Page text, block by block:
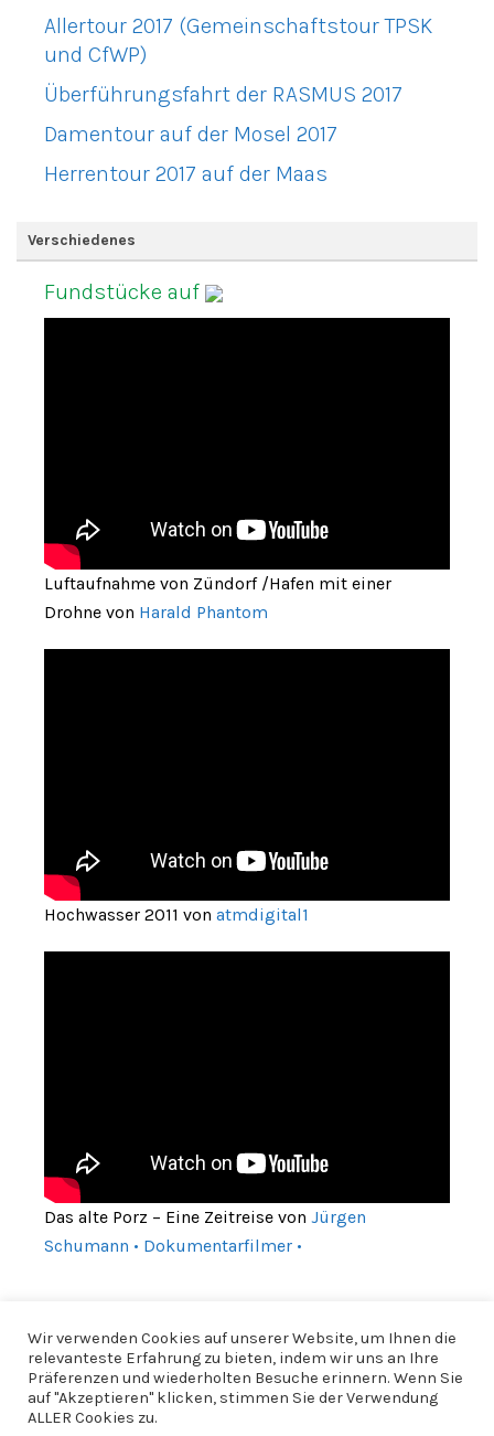
Allertour 2017 (Gemeinschaftstour TPSK
und CfWP)
Überführungsfahrt der RASMUS 2017
Damentour auf der Mosel 2017
Herrentour 2017 auf der Maas
Verschiedenes
Fundstücke auf
Luftaufnahme von Zündorf /Hafen mit einer
Drohne von Harald Phantom
Hochwasser 2011 von atmdigital1
Das alte Porz – Eine Zeitreise von Jürgen
Schumann • Dokumentarfilmer •
Wir verwenden Cookies auf unserer Website, um Ihnen die
relevanteste Erfahrung zu bieten, indem wir uns an Ihre
Präferenzen und wiederholten Besuche erinnern. Wenn Sie
auf "Akzeptieren" klicken, stimmen Sie der Verwendung
ALLER Cookies zu.